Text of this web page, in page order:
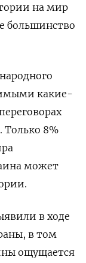
на мир
большинство
какие-
Только 8%
может
в ходе
в том
ощущается